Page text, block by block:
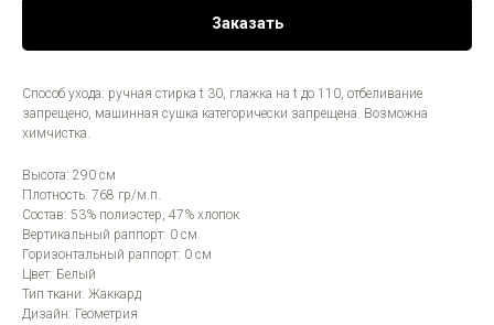
Заказать
Способ ухода: ручная стирка t 30, глажка на t до 110, отбеливание
запрещено, машинная сушка категорически запрещена. Возможна
химчистка.
Высота: 290 см
Плотность: 768 гр/м.п.
Состав: 53% полиэстер, 47% хлопок
Вертикальный раппорт: 0 см
Горизонтальный раппорт: 0 см
Цвет: Белый
Тип ткани: Жаккард
Дизайн: Геометрия